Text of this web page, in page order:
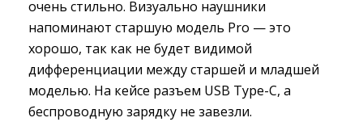
очень стильно. Визуально наушники
напоминают старшую модель Pro — это
хорошо, так как не будет видимой
дифференциации между старшей и младшей
моделью. На кейсе разъем USB Type-C, а
беспроводную зарядку не завезли.